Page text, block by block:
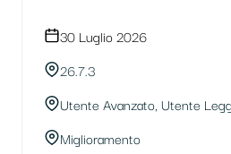
30 Luglio 2026
26.7.3
Utente Avanzato, Utente
Miglioramento